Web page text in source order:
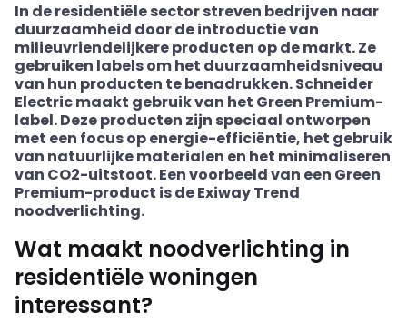
In de residentiële sector streven bedrijven naar
duurzaamheid door de introductie van
milieuvriendelijkere producten op de markt. Ze
gebruiken labels om het duurzaamheidsniveau
van hun producten te benadrukken. Schneider
Electric maakt gebruik van het Green Premium-
label. Deze producten zijn speciaal ontworpen
met een focus op energie-efficiëntie, het gebruik
van natuurlijke materialen en het minimaliseren
van CO2-uitstoot. Een voorbeeld van een Green
Premium-product is de Exiway Trend
noodverlichting.
Wat maakt noodverlichting in
residentiële woningen
interessant?